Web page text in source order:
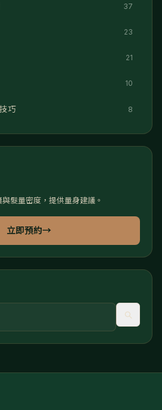
37
23
21
10
巧 8
髮量密度，提供量身建議。
立即預約→